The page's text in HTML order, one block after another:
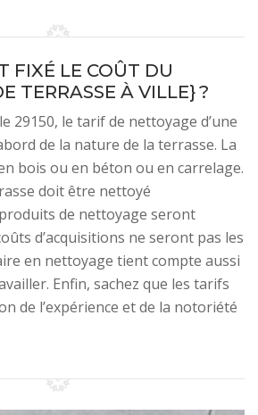
FIXÉ LE COÛT DU
TERRASSE À VILLE} ?
29150, le tarif de nettoyage d’une
de la nature de la terrasse. La
bois ou en béton ou en carrelage.
doit être nettoyé
de nettoyage seront
d’acquisitions ne seront pas les
en nettoyage tient compte aussi
Enfin, sachez que les tarifs
de l’expérience et de la notoriété